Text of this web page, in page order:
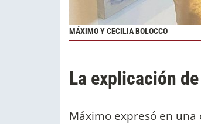
MÁXIMO Y CECILIA BOLOCCO
La explicación
Máximo expresó en